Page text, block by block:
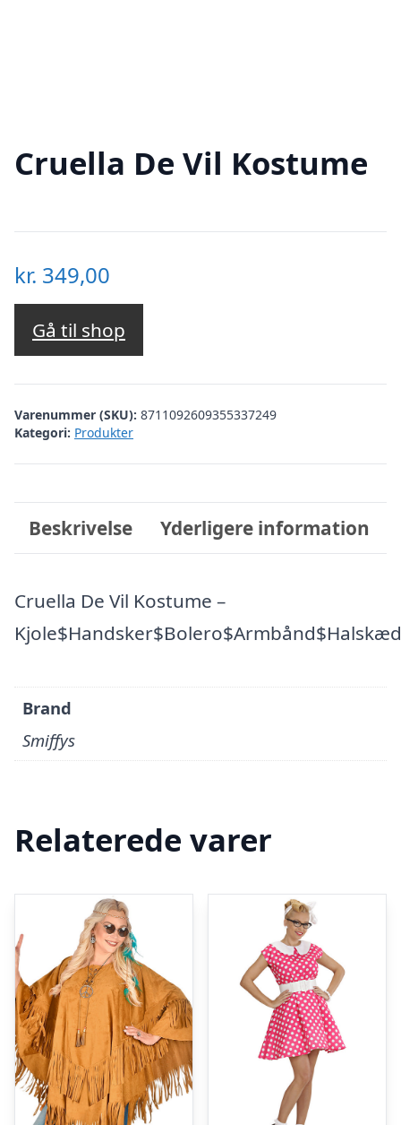
Cruella De Vil Kostume
kr. 349,00
Gå til shop
Varenummer (SKU): 8711092609355337249
Kategori: Produkter
Beskrivelse Yderligere information
Cruella De Vil Kostume –
Brand
Smiffys
Relaterede varer